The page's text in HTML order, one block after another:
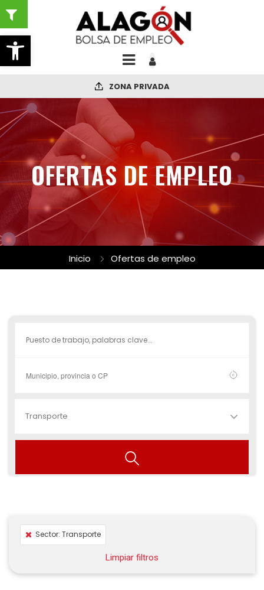
Abrir barra de herramientas
ZONA PRIVADA
OFERTAS DE EMPLEO
Inicio Ofertas de empleo
Transporte
Sector: Transporte
Limpiar filtros